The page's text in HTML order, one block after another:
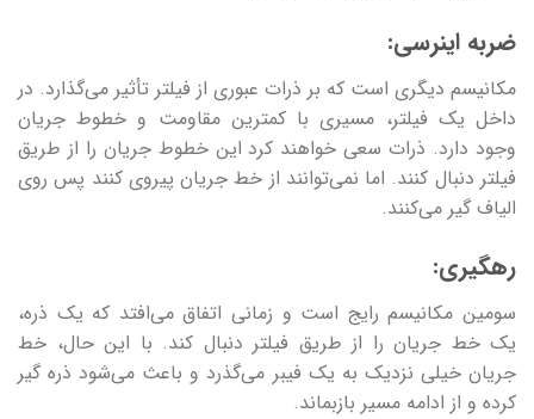
ضربه اینرسی:
مکانیسم دیگری است که بر ذرات عبوری از فیلتر تأثیر می‌گذارد. در
داخل یک فیلتر، مسیری با کمترین مقاومت و خطوط جریان
وجود دارد. ذرات سعی خواهند کرد این خطوط جریان را از طریق
فیلتر دنبال کنند. اما نمی‌توانند از خط جریان پیروی کنند پس روی
الیاف گیر می‌کنند.
رهگیری:
سومین مکانیسم رایج است و زمانی اتفاق می‌افتد که یک ذره،
یک خط جریان را از طریق فیلتر دنبال کند. با این حال، خط
جریان خیلی نزدیک به یک فیبر می‌گذرد و باعث می‌شود ذره گیر
کرده و از ادامه مسیر بازبماند.